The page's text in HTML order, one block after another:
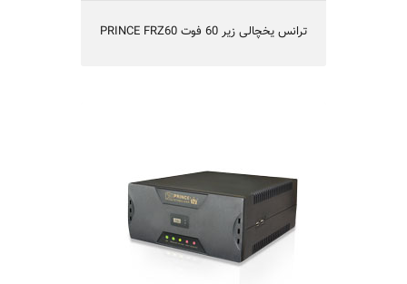
PRINCE FRZ60 ترانس یخچالی زیر 60 فوت